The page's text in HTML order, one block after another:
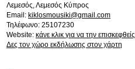
Λεμεσός,Λεμεσός Κύπρος
Email: kiklosmousiki@gmail.com
Τηλέφωνο: 25107230
Website: κάνε κλικ για να την επισκεφθείς
Δες τον χώρο εκδήλωσης στον χάρτη